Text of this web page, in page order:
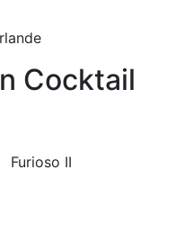
Cocktail
Furioso II